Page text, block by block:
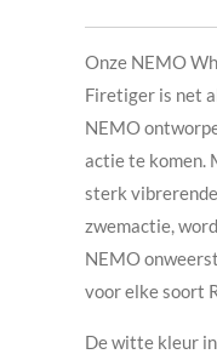
Onze NEMO
Firetiger is net
NEMO
actie te komen.
sterk vibrerende
zwemactie,
NEMO
voor elke soort
De witte kleur in